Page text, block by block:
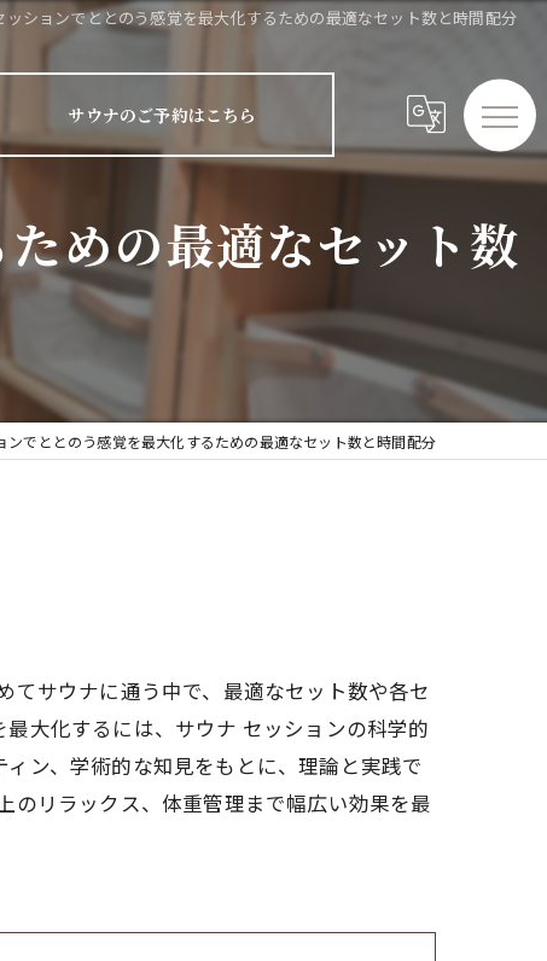
ッションでととのう感覚を最大化するための最適なセット数と時間配分
サウナのご予約はこちら
めの最適なセット数
ンでととのう感覚を最大化するための最適なセット数と時間配分
サウナに通う中で、最適なセット数や各セ
大化するには、サウナ セッションの科学的
ン、学術的な知見をもとに、理論と実践で
のリラックス、体重管理まで幅広い効果を最